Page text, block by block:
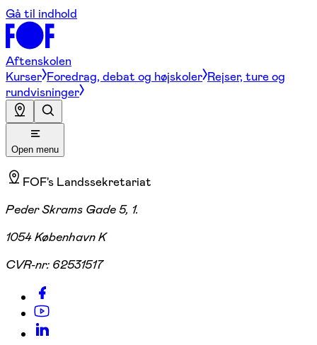
Gå til indhold
Aftenskolen
Kurser Foredrag, debat og højskoler Rejser, ture og
rundvisninger
Open menu
FOF's Landssekretariat
Peder Skrams Gade 5, 1.
1054 København K
CVR-nr: 62531517